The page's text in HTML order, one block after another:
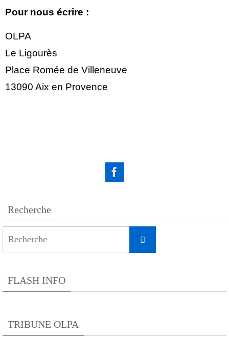
Pour nous écrire :
OLPA
Le Ligourès
Place Romée de Villeneuve
13090 Aix en Provence
Recherche
Recherche
FLASH INFO
TRIBUNE OLPA